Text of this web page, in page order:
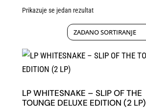
Prikazuje se jedan rezultat
LP WHITESNAKE – SLIP OF THE
TOUNGE DELUXE EDITION (2 LP)